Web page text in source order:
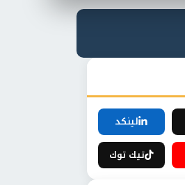
لينكد
تيك توك